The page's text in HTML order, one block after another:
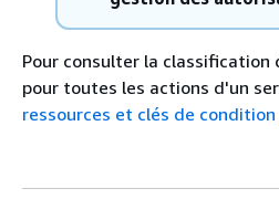
Pour consulter la classification
pour toutes les actions d'un
ressources et clés de condition